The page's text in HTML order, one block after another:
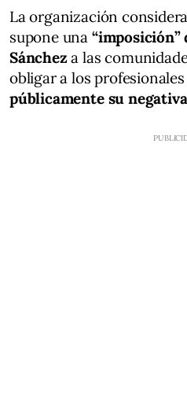
La organización
supone una “imposición”
Sánchez a las
obligar a los
públicamente su